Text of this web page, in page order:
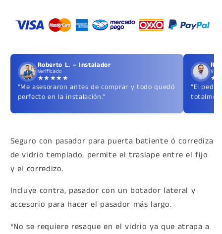
Roberto L. – Instalador
Verificado
★★★★★
“Me asesoraron antes de comprar y todo quedó
perfecto en la instalación.”
“El
Seguro con pasador para puerta batiente ó corrediza
de vidrio templado, permite el traslape entre el fijo
y el corredizo.
Incluye contra, pasador con un botador lateral y
accesorio para hacer el pasador más largo.
*No se requiere resaque en el vidrio ya que atrapa a